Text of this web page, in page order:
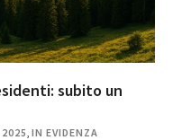
subito un
IN EVIDENZA